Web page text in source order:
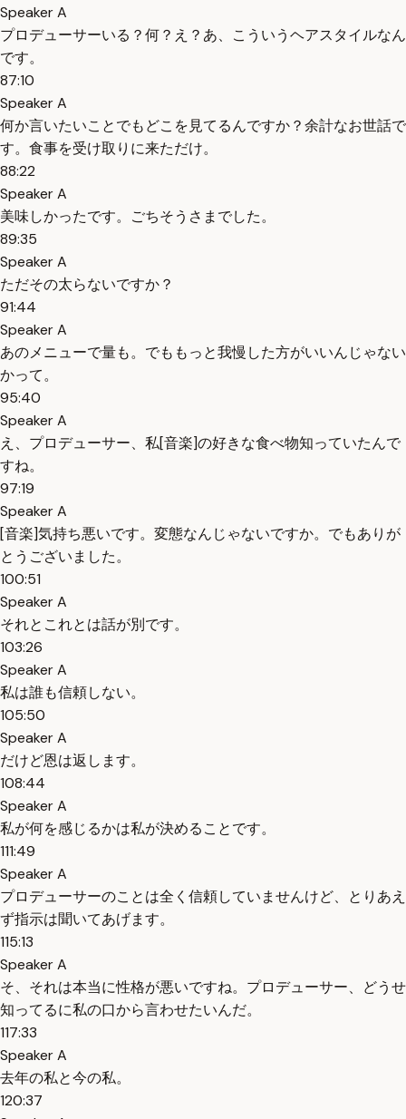
Speaker A
プロデューサーいる？何？え？あ、こういうヘアスタイルなん
です。
87:10
Speaker A
何か言いたいことでもどこを見てるんですか？余計なお世話で
す。食事を受け取りに来ただけ。
88:22
Speaker A
美味しかったです。ごちそうさまでした。
89:35
Speaker A
ただその太らないですか？
91:44
Speaker A
あのメニューで量も。でももっと我慢した方がいいんじゃない
かって。
95:40
Speaker A
え、プロデューサー、私[音楽]の好きな食べ物知っていたんで
すね。
97:19
Speaker A
[音楽]気持ち悪いです。変態なんじゃないですか。でもありが
とうございました。
100:51
Speaker A
それとこれとは話が別です。
103:26
Speaker A
私は誰も信頼しない。
105:50
Speaker A
だけど恩は返します。
108:44
Speaker A
私が何を感じるかは私が決めることです。
111:49
Speaker A
プロデューサーのことは全く信頼していませんけど、とりあえ
ず指示は聞いてあげます。
115:13
Speaker A
そ、それは本当に性格が悪いですね。プロデューサー、どうせ
知ってるに私の口から言わせたいんだ。
117:33
Speaker A
去年の私と今の私。
120:37